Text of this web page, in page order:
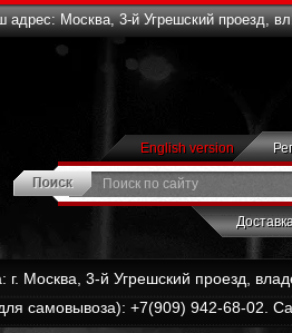
адрес: Москва, 3-й Угрешский проезд,
English version
г. Москва, 3-й Угрешский проезд,
самовывоза): +7(909) 942-68-02.